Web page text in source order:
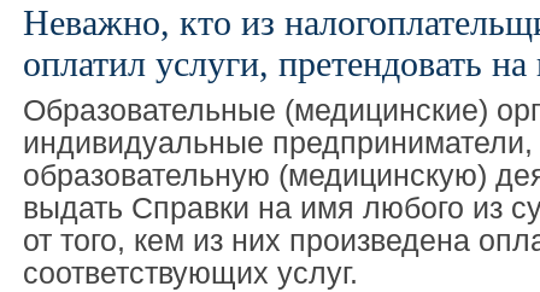
Неважно, кто из
оплатил услуги, претендовать
Образовательные (медицинские)
индивидуальные
образовательную (медицинскую)
выдать Справки на имя любого из
от того, кем из них произведена
соответствующих услуг.